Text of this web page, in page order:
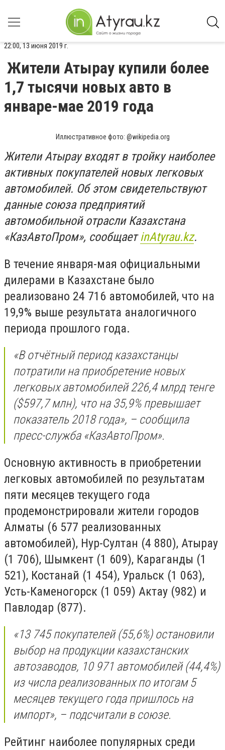
22:00, 13 июня 2019 г.
Жители Атырау купили более
1,7 тысячи новых авто в
январе-мае 2019 года
Иллюстративное фото: @wikipedia.org
Жители Атырау входят в тройку наиболее
активных покупателей новых легковых
автомобилей. Об этом свидетельствуют
данные союза предприятий
автомобильной отрасли Казахстана
«КазАвтоПром», сообщаетinAtyrau.kz.
В течение января-мая официальными
дилерами в Казахстане было
реализовано 24 716 автомобилей, что на
19,9% выше результата аналогичного
периода прошлого года.
«В отчётный период казахстанцы
потратили на приобретение новых
легковых автомобилей 226,4 млрд тенге
($597,7 млн), что на 35,9% превышает
показатель 2018 года», – сообщила
пресс-служба «КазАвтоПром».
Основную активность в приобретении
легковых автомобилей по результатам
пяти месяцев текущего года
продемонстрировали жители городов
Алматы (6 577 реализованных
автомобилей), Нур-Султан (4 880), Атырау
(1 706), Шымкент (1 609), Караганды (1
521), Костанай (1 454), Уральск (1 063),
Усть-Каменогорск (1 059) Актау (982) и
Павлодар (877).
«13 745 покупателей (55,6%) остановили
выбор на продукции казахстанских
автозаводов, 10 971 автомобилей (44,4%)
из числа реализованных по итогам 5
месяцев текущего года пришлось на
импорт», – подсчитали в союзе.
Рейтинг наиболее популярных среди